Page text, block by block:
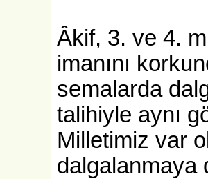
Âkif, 3. ve 4.
imanını
semalarda
talihiyle aynı
Milletimiz var
dalgalanmaya